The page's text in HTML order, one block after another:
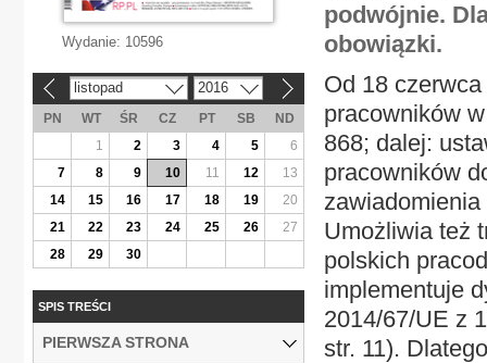
podwójnie.
obowiązki.
Od 18
pracowników
868; dalej:
pracowników
Umożliwia też
polskich
implementuje
2014/67/UE z
str. 11).
Wydanie: 10596
listopad 2016
PN WT ŚR CZ PT SB
ND
1
2 3 4 5
6
7
8 9 10 11 12
13
14
15 16 17 18 19
20
21
22 23 24 25 26
27
28
29 30
SPIS TREŚCI
PIERWSZA STRONA